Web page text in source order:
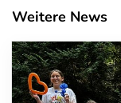
Weitere News